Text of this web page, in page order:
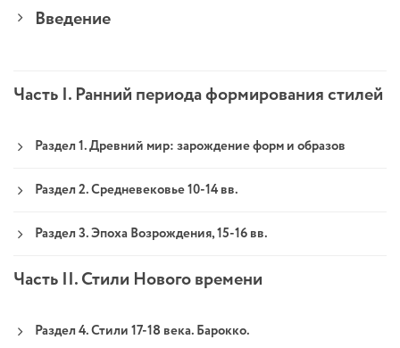
Введение
Часть I. Ранний периода формирования стилей
Раздел 1. Древний мир: зарождение форм и образов
Раздел 2. Средневековье 10-14 вв.
Раздел 3. Эпоха Возрождения, 15-16 вв.
Часть II. Стили Нового времени
Раздел 4. Стили 17-18 века. Барокко.